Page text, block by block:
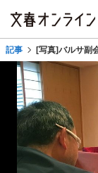
記事 [写真]バルサ副